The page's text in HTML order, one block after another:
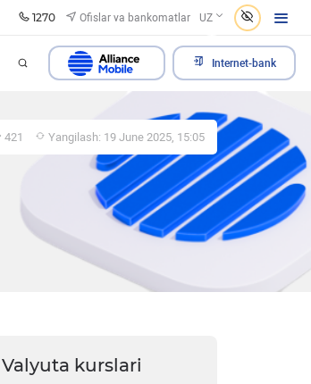
1270 Ofislar va bankomatlar UZ
Internet-bank
421 Yangilash: 19 June 2025, 15:05
Valyuta kurslari